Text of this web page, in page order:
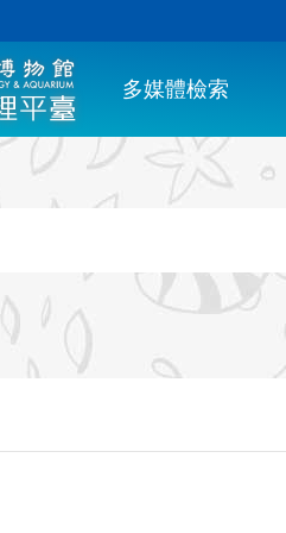
多媒體檢索